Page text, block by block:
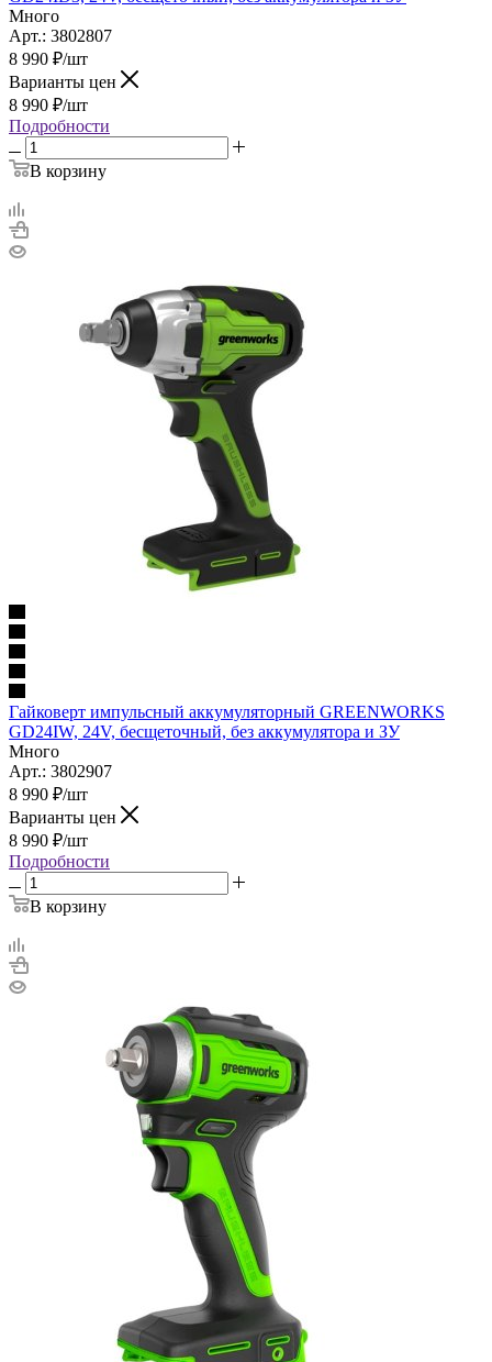
Много
Арт.: 3802807
8 990 ₽/шт
Варианты цен
8 990 ₽/шт
Подробности
В корзину
Гайковерт импульсный аккумуляторный GREENWORKS
GD24IW, 24V, бесщеточный, без аккумулятора и ЗУ
Много
Арт.: 3802907
8 990 ₽/шт
Варианты цен
8 990 ₽/шт
Подробности
В корзину